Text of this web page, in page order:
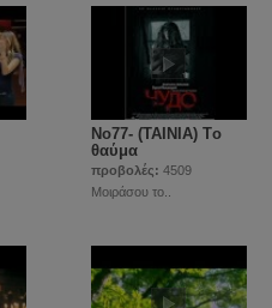
Νο77- (ΤΑΙΝΙΑ) Tο
θαύμα
προβολές: 4509
Μοιράσου το..